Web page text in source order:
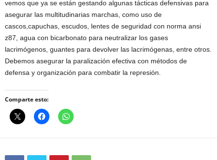
vemos que ya se están gestando algunas tácticas defensivas para
asegurar las multitudinarias marchas, como uso de
cascos,capuchas, escudos, lentes de seguridad con norma ansi
z87, agua con bicarbonato para neutralizar los gases
lacrimógenos, guantes para devolver las lacrimógenas, entre otros.
Debemos asegurar la paralización efectiva con métodos de
defensa y organización para combatir la represión.
Comparte esto: